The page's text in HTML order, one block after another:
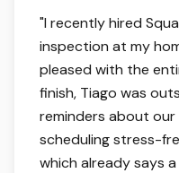
5 out of 5 stars.
"I recently hired
inspection at my
pleased with the
finish, Tiago was
reminders about
scheduling stress-
which already says